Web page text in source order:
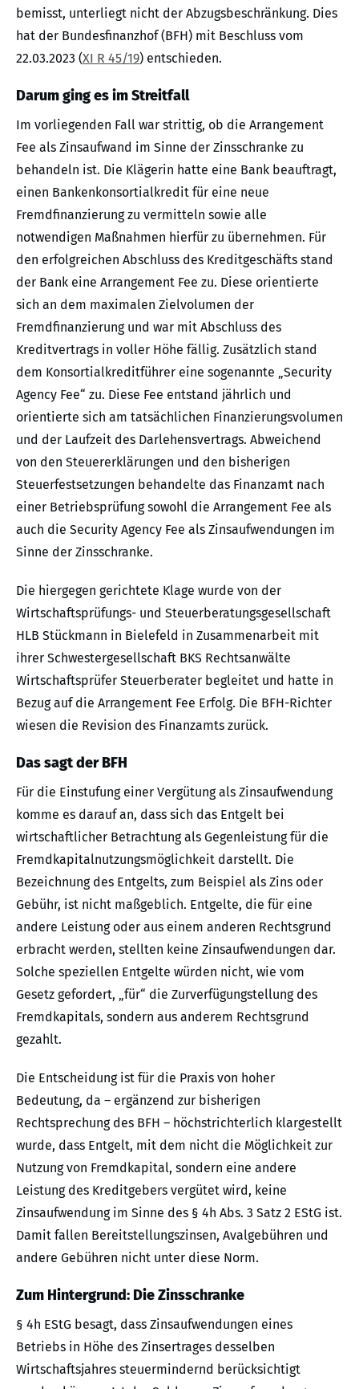
bemisst, unterliegt nicht der Abzugsbeschränkung. Dies
hat der Bundesfinanzhof (BFH) mit Beschluss vom
22.03.2023 (XI R 45/19) entschieden.
Darum ging es im Streitfall
Im vorliegenden Fall war strittig, ob die Arrangement
Fee als Zinsaufwand im Sinne der Zinsschranke zu
behandeln ist. Die Klägerin hatte eine Bank beauftragt,
einen Bankenkonsortialkredit für eine neue
Fremdfinanzierung zu vermitteln sowie alle
notwendigen Maßnahmen hierfür zu übernehmen. Für
den erfolgreichen Abschluss des Kreditgeschäfts stand
der Bank eine Arrangement Fee zu. Diese orientierte
sich an dem maximalen Zielvolumen der
Fremdfinanzierung und war mit Abschluss des
Kreditvertrags in voller Höhe fällig. Zusätzlich stand
dem Konsortialkreditführer eine sogenannte „Security
Agency Fee“ zu. Diese Fee entstand jährlich und
orientierte sich am tatsächlichen Finanzierungsvolumen
und der Laufzeit des Darlehensvertrags. Abweichend
von den Steuererklärungen und den bisherigen
Steuerfestsetzungen behandelte das Finanzamt nach
einer Betriebsprüfung sowohl die Arrangement Fee als
auch die Security Agency Fee als Zinsaufwendungen im
Sinne der Zinsschranke.
Die hiergegen gerichtete Klage wurde von der
Wirtschaftsprüfungs- und Steuerberatungsgesellschaft
HLB Stückmann in Bielefeld in Zusammenarbeit mit
ihrer Schwestergesellschaft BKS Rechtsanwälte
Wirtschaftsprüfer Steuerberater begleitet und hatte in
Bezug auf die Arrangement Fee Erfolg. Die BFH-Richter
wiesen die Revision des Finanzamts zurück.
Das sagt der BFH
Für die Einstufung einer Vergütung als Zinsaufwendung
komme es darauf an, dass sich das Entgelt bei
wirtschaftlicher Betrachtung als Gegenleistung für die
Fremdkapitalnutzungsmöglichkeit darstellt. Die
Bezeichnung des Entgelts, zum Beispiel als Zins oder
Gebühr, ist nicht maßgeblich. Entgelte, die für eine
andere Leistung oder aus einem anderen Rechtsgrund
erbracht werden, stellten keine Zinsaufwendungen dar.
Solche speziellen Entgelte würden nicht, wie vom
Gesetz gefordert, „für“ die Zurverfügungstellung des
Fremdkapitals, sondern aus anderem Rechtsgrund
gezahlt.
Die Entscheidung ist für die Praxis von hoher
Bedeutung, da – ergänzend zur bisherigen
Rechtsprechung des BFH – höchstrichterlich klargestellt
wurde, dass Entgelt, mit dem nicht die Möglichkeit zur
Nutzung von Fremdkapital, sondern eine andere
Leistung des Kreditgebers vergütet wird, keine
Zinsaufwendung im Sinne des § 4h Abs. 3 Satz 2 EStG ist.
Damit fallen Bereitstellungszinsen, Avalgebühren und
andere Gebühren nicht unter diese Norm.
Zum Hintergrund: Die Zinsschranke
§ 4h EStG besagt, dass Zinsaufwendungen eines
Betriebs in Höhe des Zinsertrages desselben
Wirtschaftsjahres steuermindernd berücksichtigt